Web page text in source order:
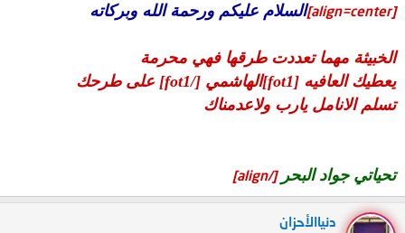
[align=center] السلام عليكم ورحمة الله وبركاته
الخبيثة مهما تعددت طرقها فهي محرمة
يعطيك العافيه [fot1]الهاشمي [/fot1] على طرحك
تسلم الانامل يارب ولاعدمناك
تحياتي جواد البحر[/align]
دنياالأحزان